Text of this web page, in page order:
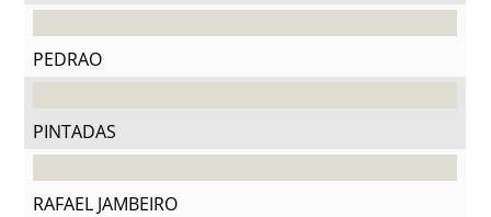
PEDRAO
PINTADAS
RAFAEL JAMBEIRO